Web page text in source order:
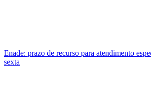
Enade: prazo de recurso para atendimento
sexta